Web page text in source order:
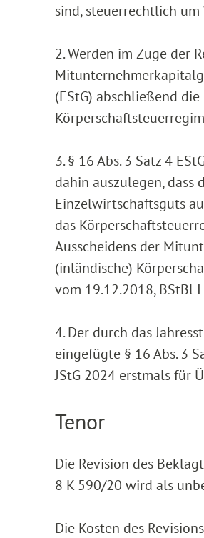
sind, steuerrechtlich
2. Werden im Zuge der
(EStG) abschließend
3. § 16 Abs. 3 Satz 4
dahin auszulegen, dass
Einzelwirtschaftsguts
das
Ausscheidens der
(inländische)
vom 19.12.2018, BStBl I
4. Der durch das
eingefügte § 16 Abs. 3
JStG 2024 erstmals für
Tenor
Die Revision des
8 K 590/20 wird als
Die Kosten des